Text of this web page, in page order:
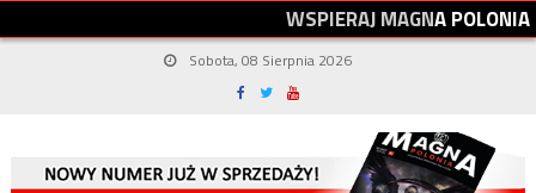
WSPIERAJMAGNAPOLONIA
Sobota, 08 Sierpnia 2026